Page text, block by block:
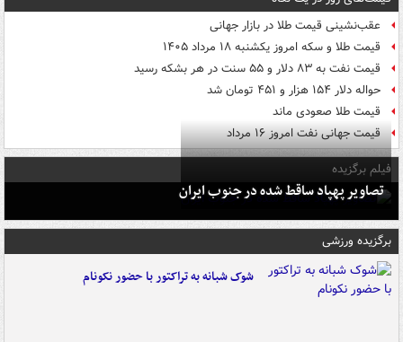
عقب‌نشینی قیمت طلا در بازار جهانی
قیمت طلا و سکه امروز یکشنبه ۱۸ مرداد ۱۴۰۵
قیمت نفت به ۸۳ دلار و ۵۵ سنت در هر بشکه رسید
حواله دلار ۱۵۴ هزار و ۴۵۱ تومان شد
قیمت طلا صعودی ماند
قیمت جهانی نفت امروز ۱۶ مرداد
فیلم برگزیده
تصاویر پهپاد ساقط شده در جنوب ایران
برگزیده ورزشی
شوک شبانه به تراکتور با حضور نکونام